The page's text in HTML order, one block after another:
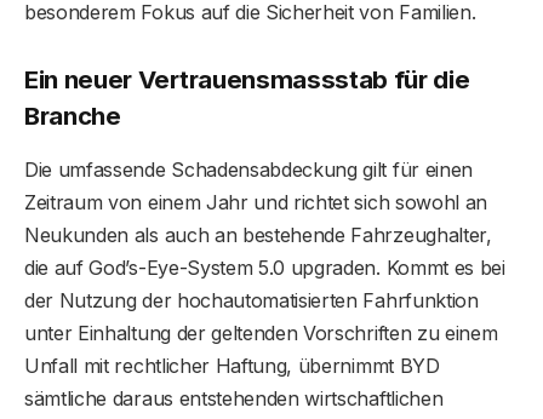
besonderem Fokus auf die Sicherheit von Familien.
Ein neuer Vertrauensmassstab für die
Branche
Die umfassende Schadensabdeckung gilt für einen
Zeitraum von einem Jahr und richtet sich sowohl an
Neukunden als auch an bestehende Fahrzeughalter,
die auf God’s-Eye-System 5.0 upgraden. Kommt es bei
der Nutzung der hochautomatisierten Fahrfunktion
unter Einhaltung der geltenden Vorschriften zu einem
Unfall mit rechtlicher Haftung, übernimmt BYD
sämtliche daraus entstehenden wirtschaftlichen